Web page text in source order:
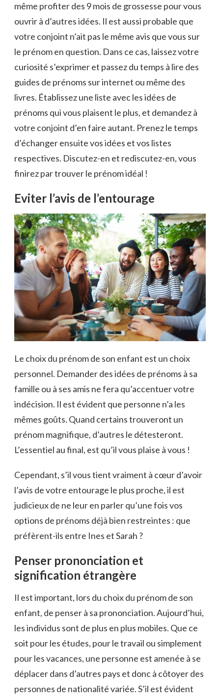
même profiter des 9 mois de grossesse pour vous
ouvrir à d’autres idées. Il est aussi probable que
votre conjoint n’ait pas le même avis que vous sur
le prénom en question. Dans ce cas, laissez votre
curiosité s’exprimer et passez du temps à lire des
guides de prénoms sur internet ou même des
livres. Établissez une liste avec les idées de
prénoms qui vous plaisent le plus, et demandez à
votre conjoint d’en faire autant. Prenez le temps
d’échanger ensuite vos idées et vos listes
respectives. Discutez-en et rediscutez-en, vous
finirez par trouver le prénom idéal !
Eviter l’avis de l’entourage
Le choix du prénom de son enfant est un choix
personnel. Demander des idées de prénoms à sa
famille ou à ses amis ne fera qu’accentuer votre
indécision. Il est évident que personne n’a les
mêmes goûts. Quand certains trouveront un
prénom magnifique, d’autres le détesteront.
L’essentiel au final, est qu’il vous plaise à vous !
Cependant, s’il vous tient vraiment à cœur d’avoir
l’avis de votre entourage le plus proche, il est
judicieux de ne leur en parler qu’une fois vos
options de prénoms déjà bien restreintes : que
préfèrent-ils entre Ines et Sarah ?
Penser prononciation et
signification étrangère
Il est important, lors du choix du prénom de son
enfant, de penser à sa prononciation. Aujourd’hui,
les individus sont de plus en plus mobiles. Que ce
soit pour les études, pour le travail ou simplement
pour les vacances, une personne est amenée à se
déplacer dans d’autres pays et donc à côtoyer des
personnes de nationalité variée. S’il est évident